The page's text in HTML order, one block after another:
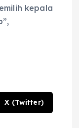
kepala
X (Twitter)